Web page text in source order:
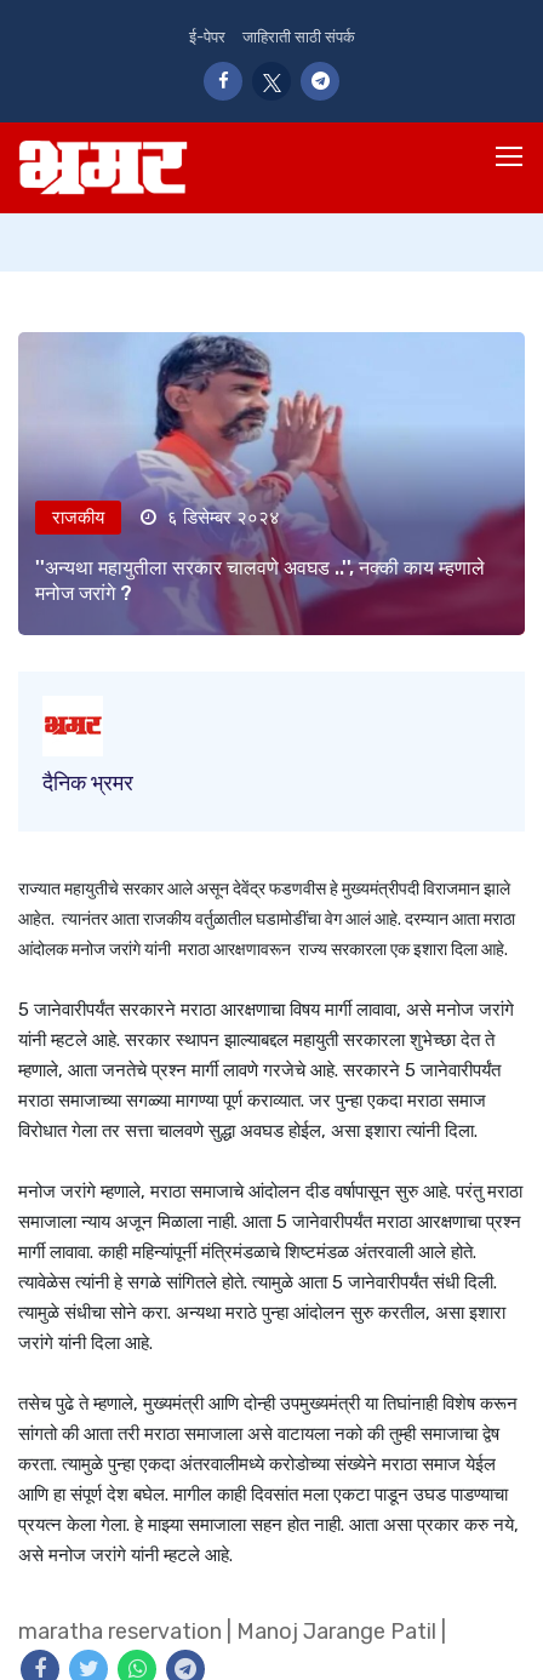
ई-पेपर जाहिराती साठी संपर्क
राजकीय ६ डिसेम्बर २०२४
''अन्यथा महायुतीला सरकार चालवणे अवघड ..'', नक्की काय म्हणाले
मनोज जरांगे ?
दैनिक भ्रमर
राज्यात महायुतीचे सरकार आले असून देवेंद्र फडणवीस हे मुख्यमंत्रीपदी विराजमान झाले
आहेत. त्यानंतर आता राजकीय वर्तुळातील घडामोडींचा वेग आलं आहे. दरम्यान आता मराठा
आंदोलक मनोज जरांगे यांनी मराठा आरक्षणावरून राज्य सरकारला एक इशारा दिला आहे.
5 जानेवारीपर्यंत सरकारने मराठा आरक्षणाचा विषय मार्गी लावावा, असे मनोज जरांगे
यांनी म्हटले आहे. सरकार स्थापन झाल्याबद्दल महायुती सरकारला शुभेच्छा देत ते
म्हणाले, आता जनतेचे प्रश्न मार्गी लावणे गरजेचे आहे. सरकारने 5 जानेवारीपर्यंत
मराठा समाजाच्या सगळ्या मागण्या पूर्ण कराव्यात. जर पुन्हा एकदा मराठा समाज
विरोधात गेला तर सत्ता चालवणे सुद्धा अवघड होईल, असा इशारा त्यांनी दिला.
मनोज जरांगे म्हणाले, मराठा समाजाचे आंदोलन दीड वर्षापासून सुरु आहे. परंतु मराठा
समाजाला न्याय अजून मिळाला नाही. आता 5 जानेवारीपर्यंत मराठा आरक्षणाचा प्रश्न
मार्गी लावावा. काही महिन्यांपूर्नी मंत्रिमंडळाचे शिष्टमंडळ अंतरवाली आले होते.
त्यावेळेस त्यांनी हे सगळे सांगितले होते. त्यामुळे आता 5 जानेवारीपर्यंत संधी दिली.
त्यामुळे संधीचा सोने करा. अन्यथा मराठे पुन्हा आंदोलन सुरु करतील, असा इशारा
जरांगे यांनी दिला आहे.
तसेच पुढे ते म्हणाले, मुख्यमंत्री आणि दोन्ही उपमुख्यमंत्री या तिघांनाही विशेष करून
सांगतो की आता तरी मराठा समाजाला असे वाटायला नको की तुम्ही समाजाचा द्वेष
करता. त्यामुळे पुन्हा एकदा अंतरवालीमध्ये करोडोच्या संख्येने मराठा समाज येईल
आणि हा संपूर्ण देश बघेल. मागील काही दिवसांत मला एकटा पाडून उघड पाडण्याचा
प्रयत्न केला गेला. हे माझ्या समाजाला सहन होत नाही. आता असा प्रकार करु नये,
असे मनोज जरांगे यांनी म्हटले आहे.
maratha reservation Manoj Jarange Patil